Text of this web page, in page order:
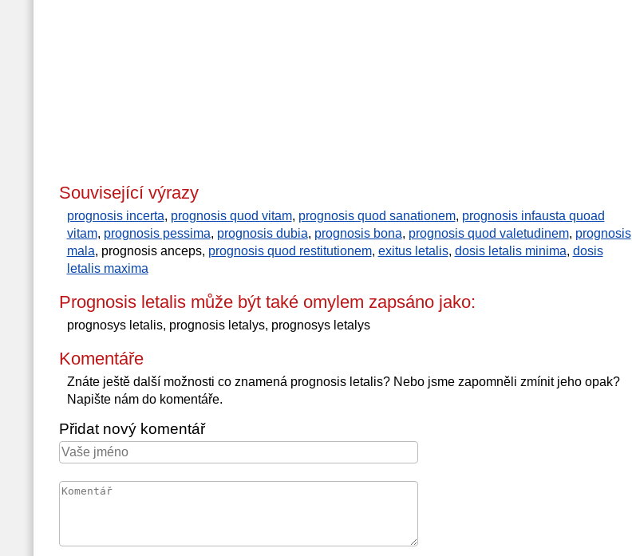
Související výrazy
prognosis incerta, prognosis quod vitam, prognosis quod sanationem, prognosis infausta quoad
vitam, prognosis pessima, prognosis dubia, prognosis bona, prognosis quod valetudinem, prognosis
mala, prognosis anceps, prognosis quod restitutionem, exitus letalis, dosis letalis minima, dosis
letalis maxima
Prognosis letalis může být také omylem zapsáno jako:
prognosys letalis, prognosis letalys, prognosys letalys
Komentáře
Znáte ještě další možnosti co znamená prognosis letalis? Nebo jsme zapomněli zmínit jeho opak?
Napište nám do komentáře.
Přidat nový komentář